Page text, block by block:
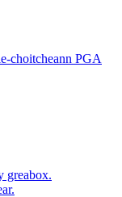
choitcheann PGA
greabox.